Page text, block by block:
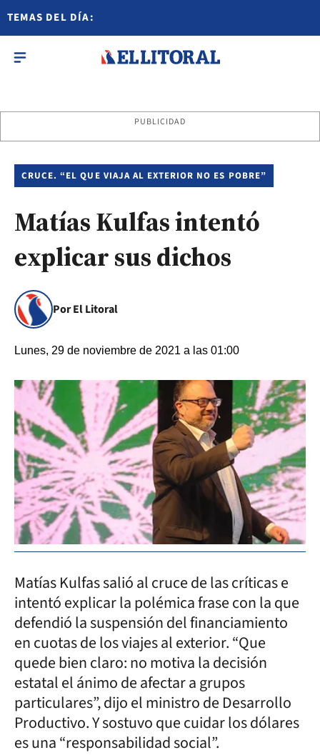
TEMAS DEL DÍA:
PUBLICIDAD
CRUCE. “EL QUE VIAJA AL EXTERIOR NO ES POBRE”
Matías Kulfas intentó
explicar sus dichos
Por El Litoral
Lunes, 29 de noviembre de 2021 a las 01:00
Matías Kulfas salió al cruce de las críticas e
intentó explicar la polémica frase con la que
defendió la suspensión del financiamiento
en cuotas de los viajes al exterior. “Que
quede bien claro: no motiva la decisión
estatal el ánimo de afectar a grupos
particulares”, dijo el ministro de Desarrollo
Productivo. Y sostuvo que cuidar los dólares
es una “responsabilidad social”.